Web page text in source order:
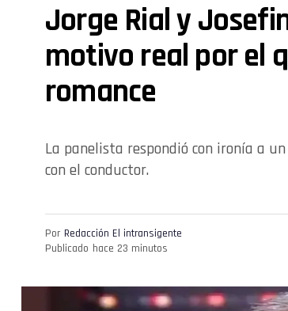
Jorge Rial y
motivo real por el
romance
La panelista respondió con ironía a
con el conductor.
Por Redacción El intransigente
Publicado hace 23 minutos